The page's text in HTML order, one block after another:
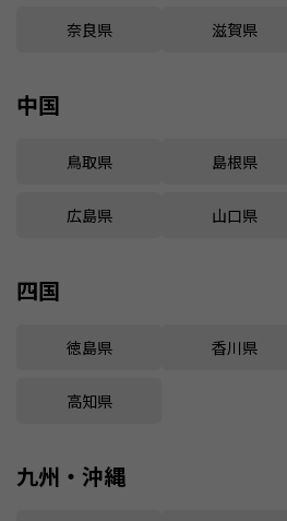
奈良県 滋賀県
中国
鳥取県 島根県
広島県 山口県
四国
徳島県 香川県
高知県
九州・沖縄